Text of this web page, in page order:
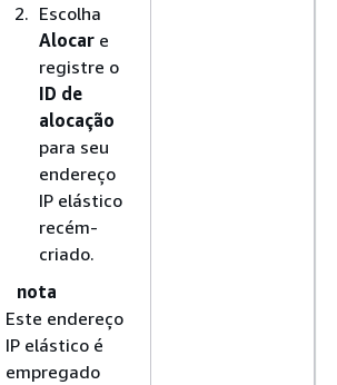
Escolha
Alocar e
registre o
ID de
alocação
para seu
endereço
IP elástico
recém-
criado.
nota
Este endereço
IP elástico é
empregado